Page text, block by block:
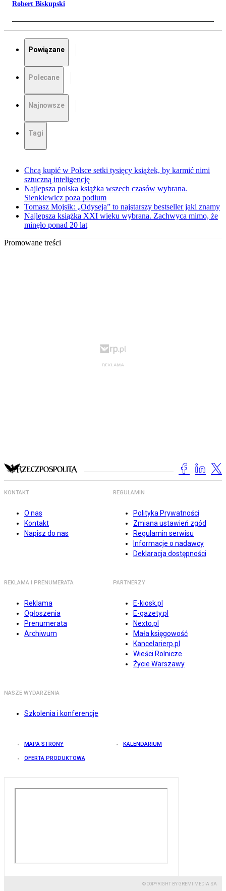
Robert Biskupski
Powiązane
Polecane
Najnowsze
Tagi
Chcą kupić w Polsce setki tysięcy książek, by karmić nimi
sztuczną inteligencję
Najlepsza polska książka wszech czasów wybrana.
Sienkiewicz poza podium
Tomasz Mojsik: „Odyseja” to najstarszy bestseller jaki znamy
Najlepsza książka XXI wieku wybrana. Zachwyca mimo, że
minęło ponad 20 lat
Promowane treści
KONTAKT
O nas
Kontakt
Napisz do nas
REGULAMIN
Polityka Prywatności
Zmiana ustawień zgód
Regulamin serwisu
Informacje o nadawcy
Deklaracja dostępności
REKLAMA I PRENUMERATA
Reklama
Ogłoszenia
Prenumerata
Archiwum
PARTNERZY
E-kiosk.pl
E-gazety.pl
Nexto.pl
Mała księgowość
Kancelarierp.pl
Wieści Rolnicze
Życie Warszawy
NASZE WYDARZENIA
Szkolenia i konferencje
MAPA STRONY KALENDARIUM
OFERTA PRODUKTOWA
© COPYRIGHT BY GREMI MEDIA SA